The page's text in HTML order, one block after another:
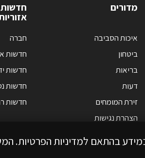
מדורים
איכות הסביבה
ביטחון
בריאות
דעות
זירת המומחים
הצהרת נגישות
חדשות
חברה
חדשות
חדשות
חדשות
חדשות
בהתאם למדיניות הפרטיות.